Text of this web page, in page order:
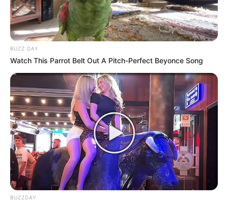
BUZZ DAY
Watch This Parrot Belt Out A Pitch-Perfect Beyonce Song
BUZZDAY